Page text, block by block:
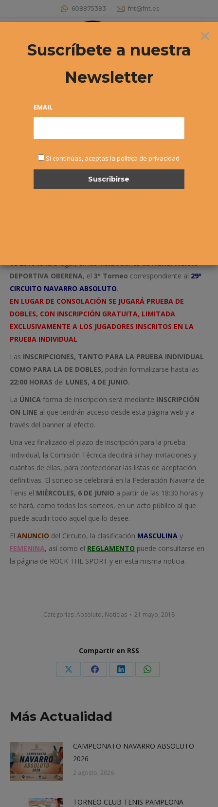
608875383 fnt@fnt.es
Buscar:
29º CIRCUITO NAVARRO ABSOLUTO.
LUNES, 4 JUNIO – 22:00
de 2018 tendrá lugar, en las instalaciones deAGRUPACIÓN
DEPORTIVA OBERENA, el 3º Torneo correspondiente al 29º
CIRCUITO NAVARRO ABSOLUTO.
EN LUGAR DE CONSOLACIÓN SE JUGARÁ PRUEBA DE
DOBLES, CON INSCRIPCIÓN GRATUITA, LIMITADA
EXCLUSIVAMENTE A LOS JUGADORES INSCRITOS EN LA
PRUEBA INDIVIDUAL
Las INSCRIPCIONES, TANTO PARA LA PRUEBA INDIVIDUAL
COMO PARA LA DE DOBLES, podrán formalizarse hasta las
22:00 HORAS del LUNES, 4 DE JUNIO.
La ÚNICA forma de inscripción será mediante INSCRIPCIÓN
ON LINE al que tendrán acceso desde esta página web y a
través del banner al efecto.
Una vez finalizado el plazo de inscripción para la prueba
Individual, la Comisión Técnica decidirá si hay invitaciones y
cuántas de ellas, para confeccionar las listas de aceptación
definitivas. El sorteo se celebrará en la Federación Navarra de
Tenis el MIÉRCOLES, 6 DE JUNIO a partir de las 18:30 horas y
se hará, como todos los sorteos, en un acto público al que
puede acudir todo aquel que lo desee.
El ANUNCIO del Circuito, la clasificación MASCULINA y
FEMENINA, así como el REGLAMENTO puede consultarse en
la página de ROCK THE SPORT y en esta misma noticia.
Categorías: Absoluto, Noticias 21 mayo, 2018
Compartir en RSS
Share Share Share Share
Más Actualidad
CAMPEONATO NAVARRO ABSOLUTO
2026
2 agosto, 2026
TORNEO CLUB TENIS PAMPLONA
×
Suscríbete a nuestra
Newsletter
EMAIL
Si continúas, aceptas la política de privacidad